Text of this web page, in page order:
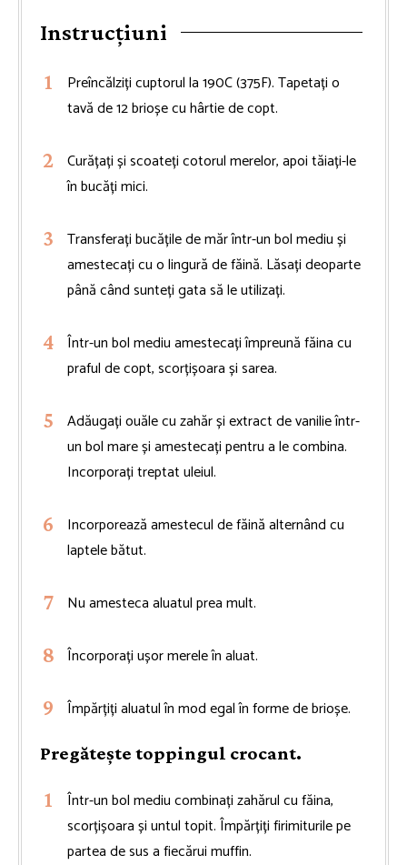
Instrucțiuni
Preîncălziți cuptorul la 190C (375F). Tapetați o
tavă de 12 brioșe cu hârtie de copt.
Curățați și scoateți cotorul merelor, apoi tăiați-le
în bucăți mici.
Transferați bucățile de măr într-un bol mediu și
amestecați cu o lingură de făină. Lăsați deoparte
până când sunteți gata să le utilizați.
Într-un bol mediu amestecați împreună făina cu
praful de copt, scorțișoara și sarea.
Adăugați ouăle cu zahăr și extract de vanilie într-
un bol mare și amestecați pentru a le combina.
Incorporați treptat uleiul.
Incorporează amestecul de făină alternând cu
laptele bătut.
Nu amesteca aluatul prea mult.
Încorporați ușor merele în aluat.
Împărțiți aluatul în mod egal în forme de brioșe.
Pregătește toppingul crocant.
Într-un bol mediu combinați zahărul cu făina,
scorțișoara și untul topit. Împărțiți firimiturile pe
partea de sus a fiecărui muffin.